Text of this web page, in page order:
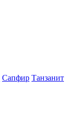
Сапфир Танзанит